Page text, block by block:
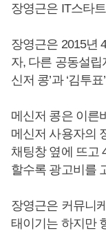
장영근은 IT스타
장영근은 2015년
자, 다른 공동설립
신저 콩’과 ‘김투
메신저 콩은 이른
메신저 사용자의
채팅창 옆에 뜨고
할수록 광고비를
장영근은 커뮤니
태이기는 하지만